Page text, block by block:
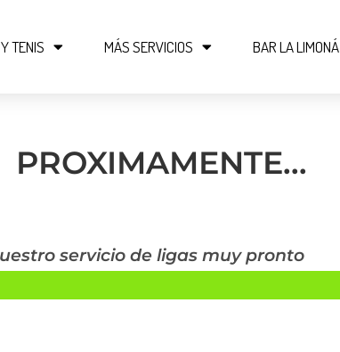
TENIS MÁS SERVICIOS BAR LA LIMONÁ
PROXIMAMENTE...
servicio de ligas muy pronto